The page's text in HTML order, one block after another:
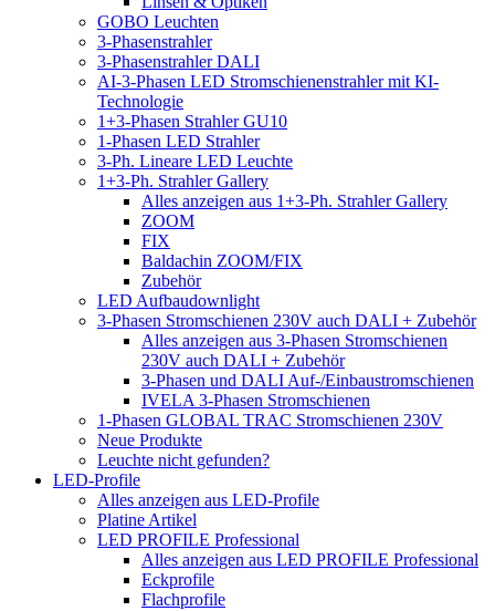
GOBO Leuchten
3-Phasenstrahler
3-Phasenstrahler DALI
AI-3-Phasen LED Stromschienenstrahler mit KI-
Technologie
1+3-Phasen Strahler GU10
1-Phasen LED Strahler
3-Ph. Lineare LED Leuchte
1+3-Ph. Strahler Gallery
Alles anzeigen aus 1+3-Ph. Strahler Gallery
ZOOM
FIX
Baldachin ZOOM/FIX
Zubehör
LED Aufbaudownlight
3-Phasen Stromschienen 230V auch DALI + Zubehör
Alles anzeigen aus 3-Phasen Stromschienen
230V auch DALI + Zubehör
3-Phasen und DALI Auf-/Einbaustromschienen
IVELA 3-Phasen Stromschienen
1-Phasen GLOBAL TRAC Stromschienen 230V
Neue Produkte
Leuchte nicht gefunden?
LED-Profile
Alles anzeigen aus LED-Profile
Platine Artikel
LED PROFILE Professional
Alles anzeigen aus LED PROFILE Professional
Eckprofile
Flachprofile